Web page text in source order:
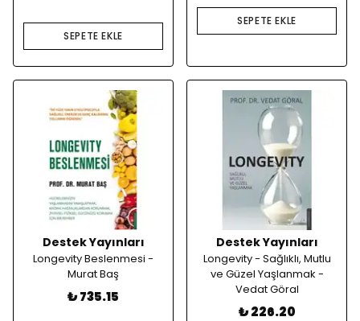
SEPETE EKLE
SEPETE EKLE
Destek Yayınları
Longevity Beslenmesi -
Murat Baş
₺ 735.15
Destek Yayınları
Longevity - Sağlıklı, Mutlu
ve Güzel Yaşlanmak -
Vedat Göral
₺ 226.20